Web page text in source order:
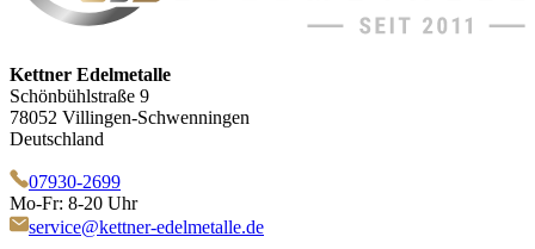
Kettner Edelmetalle
Schönbühlstraße 9
78052 Villingen-Schwenningen
Deutschland
07930-2699
Mo-Fr: 8-20 Uhr
service@kettner-edelmetalle.de